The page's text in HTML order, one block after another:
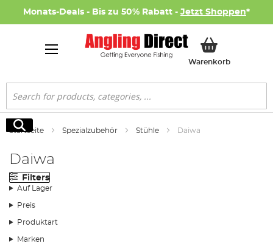
Monats-Deals - Bis zu 50% Rabatt - Jetzt Shoppen*
WarenkorbMein
Suche
Suche
Startseite Spezialzubehör Stühle Daiwa
Daiwa
Filters
Auf Lager
Preis
Produktart
Marken